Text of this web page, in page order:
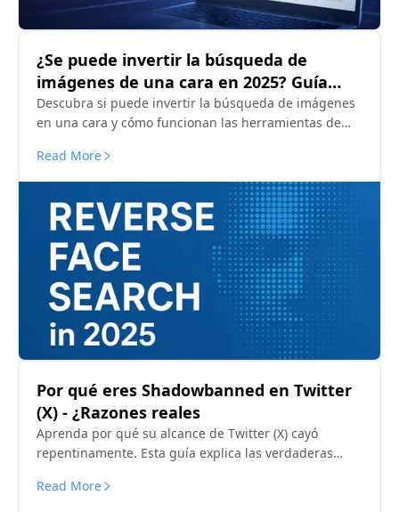
¿Se puede invertir la búsqueda de
imágenes de una cara en 2025? Guía
completa
Descubra si puede invertir la búsqueda de imágenes
en una cara y cómo funcionan las herramientas de
por qué Google no puede hacer búsqueda facial y lo
que realmente funciona.
Read More
Por qué eres Shadowbanned en Twitter
(X) - ¿Razones reales
Aprenda por qué su alcance de Twitter (X) cayó
repentinamente. Esta guía explica las verdaderas
estado de visibilidad en cuestión de minutos.
Read More